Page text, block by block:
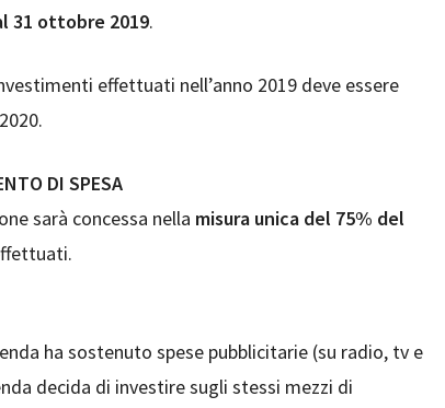
31 ottobre 2019.
effettuati nell’anno 2019 deve essere
DI SPESA
sarà concessa nella misura unica del 75% del
ha sostenuto spese pubblicitarie (su radio, tv e
decida di investire sugli stessi mezzi di